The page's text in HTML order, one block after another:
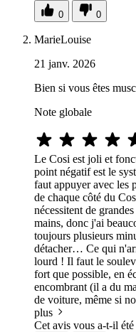
0 0
MarieLouise
21 janv. 2026
Bien si vous êtes
Note globale
Le Cosi est joli et
point négatif est le
faut appuyer avec les
de chaque côté du
nécessitent de
mains, donc j'ai
toujours plusieurs
détacher… Ce qui
lourd ! Il faut le
fort que possible, en
encombrant (il a du
de voiture, même si
plus
Cet avis vous a-t-il